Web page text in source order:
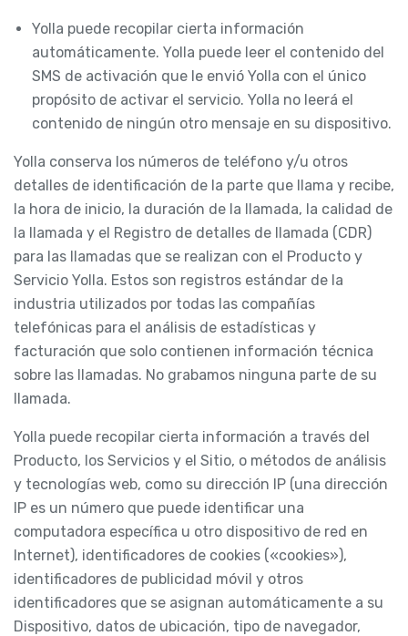
Yolla puede recopilar cierta información
automáticamente. Yolla puede leer el contenido del
SMS de activación que le envió Yolla con el único
propósito de activar el servicio. Yolla no leerá el
contenido de ningún otro mensaje en su dispositivo.
Yolla conserva los números de teléfono y/u otros
detalles de identificación de la parte que llama y recibe,
la hora de inicio, la duración de la llamada, la calidad de
la llamada y el Registro de detalles de llamada (CDR)
para las llamadas que se realizan con el Producto y
Servicio Yolla. Estos son registros estándar de la
industria utilizados por todas las compañías
telefónicas para el análisis de estadísticas y
facturación que solo contienen información técnica
sobre las llamadas. No grabamos ninguna parte de su
llamada.
Yolla puede recopilar cierta información a través del
Producto, los Servicios y el Sitio, o métodos de análisis
y tecnologías web, como su dirección IP (una dirección
IP es un número que puede identificar una
computadora específica u otro dispositivo de red en
Internet), identificadores de cookies («cookies»),
identificadores de publicidad móvil y otros
identificadores que se asignan automáticamente a su
Dispositivo, datos de ubicación, tipo de navegador,